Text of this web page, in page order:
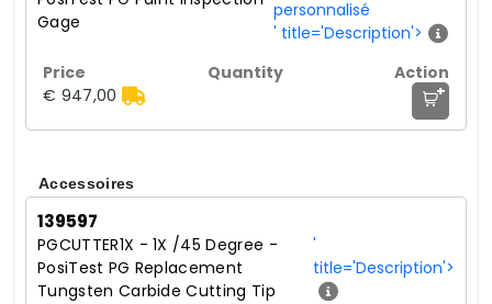
Gage
personnalisé
' title='Description'>
€ 947,00 +
Accessoires
139597
PGCUTTER1X - 1X /45 Degree -
PosiTest PG Replacement
Tungsten Carbide Cutting Tip
'
title='Description'>